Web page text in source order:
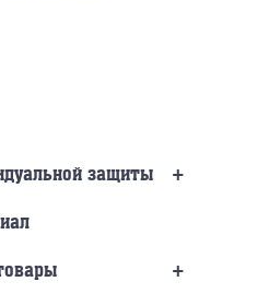
+
защиты
+